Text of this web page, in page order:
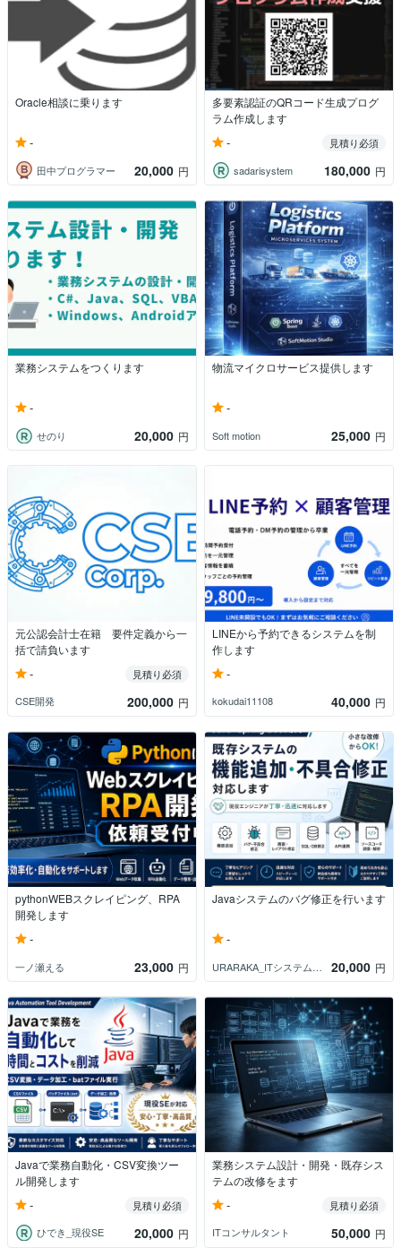
Oracle相談に乗ります
-
田中プログラマー 20,000 円
多要素認証のQRコード生成プログ
ラム作成します
-
見積り必須
sadarisystem
180,000 円
業務システムをつくります
-
せのり 20,000 円
物流マイクロサービス提供します
-
Soft motion 25,000 円
元公認会計士在籍 要件定義から一
括で請負います
-
見積り必須
CSE開発
200,000 円
LINEから予約できるシステムを制
作します
-
kokudai11108 40,000 円
pythonWEBスクレイピング、RPA
開発します
-
一ノ瀬える 23,000 円
Javaシステムのバグ修正を行います
-
URARAKA_ITシステム開発 20,000 円
Javaで業務自動化・CSV変換ツー
ル開発します
-
見積り必須
ひでき_現役SE
20,000 円
業務システム設計・開発・既存シス
テムの改修をます
-
見積り必須
ITコンサルタント
50,000 円